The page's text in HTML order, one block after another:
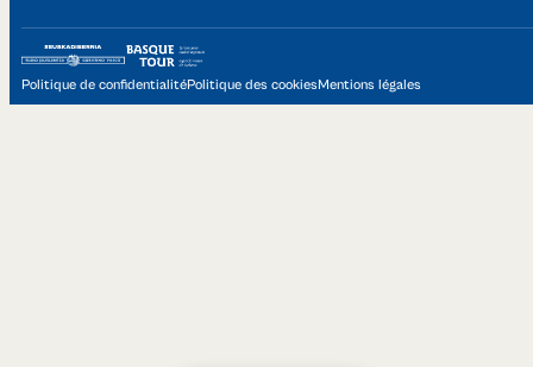
Politique de confidentialitéPolitique des cookiesMentions légales